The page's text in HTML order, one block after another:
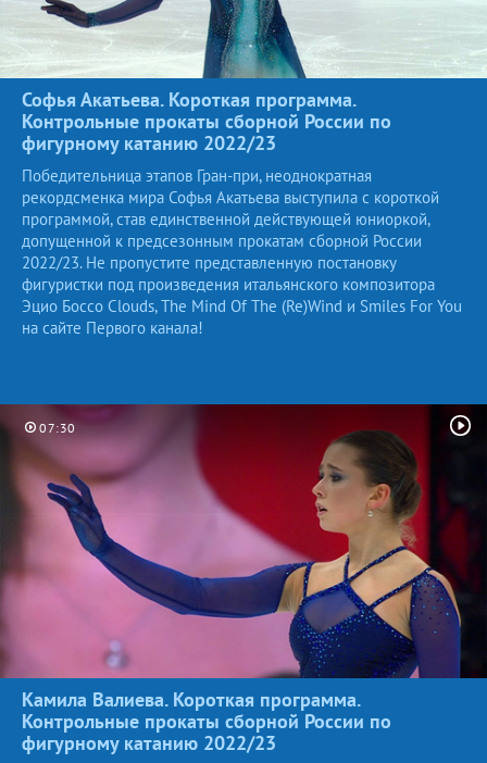
Софья Акатьева. Короткая программа.
Контрольные прокаты сборной России по
фигурному катанию 2022/23
Победительница этапов Гран-при, неоднократная
рекордсменка мира Софья Акатьева выступила с короткой
программой, став единственной действующей юниоркой,
допущенной к предсезонным прокатам сборной России
2022/23. Не пропустите представленную постановку
фигуристки под произведения итальянского композитора
Эцио Боссо Clouds, The Mind Of The (Re)Wind и Smiles For You
на сайте Первого канала!
07:30
Камила Валиева. Короткая программа.
Контрольные прокаты сборной России по
фигурному катанию 2022/23